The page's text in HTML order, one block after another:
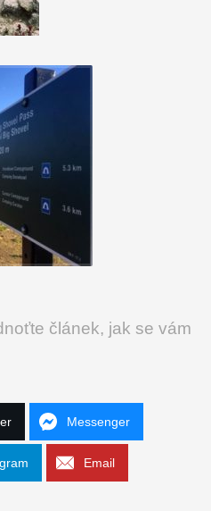
článek, jak se vám
Messenger
Email